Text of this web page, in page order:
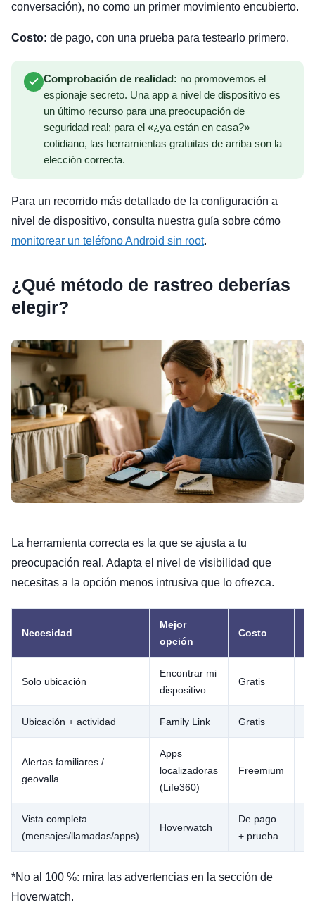
conversación), no como un primer movimiento encubierto.
Costo: de pago, con una prueba para testearlo primero.
Comprobación de realidad: no promovemos el
espionaje secreto. Una app a nivel de dispositivo es
un último recurso para una preocupación de
seguridad real; para el «¿ya están en casa?»
cotidiano, las herramientas gratuitas de arriba son la
elección correcta.
Para un recorrido más detallado de la configuración a
nivel de dispositivo, consulta nuestra guía sobre cómo
monitorear un teléfono Android sin root.
¿Qué método de rastreo deberías
elegir?
La herramienta correcta es la que se ajusta a tu
preocupación real. Adapta el nivel de visibilidad que
necesitas a la opción menos intrusiva que lo ofrezca.
Necesidad
Mejor
opción
Costo
Solo ubicación
Encontrar mi
dispositivo
Gratis
Ubicación + actividad Family Link Gratis
Alertas familiares /
geovalla
Apps
localizadoras
(Life360)
Freemium
Vista completa
(mensajes/llamadas/apps)
Hoverwatch
De pago
+ prueba
*No al 100 %: mira las advertencias en la sección de
Hoverwatch.